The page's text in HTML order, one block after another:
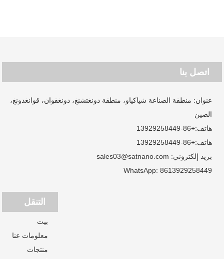
اتصل بنا
عنوان: منطقة الصناعة شياكياو، منطقة دونغتشنغ، دونغقوان، قوانغدونغ،
الصين
هاتف:+86-13929258449
هاتف:+86-13929258449
بريد إلكتروني: sales03@satnano.com
WhatsApp: 8613929258449
التنقل
بيت
معلومات عنا
منتجات